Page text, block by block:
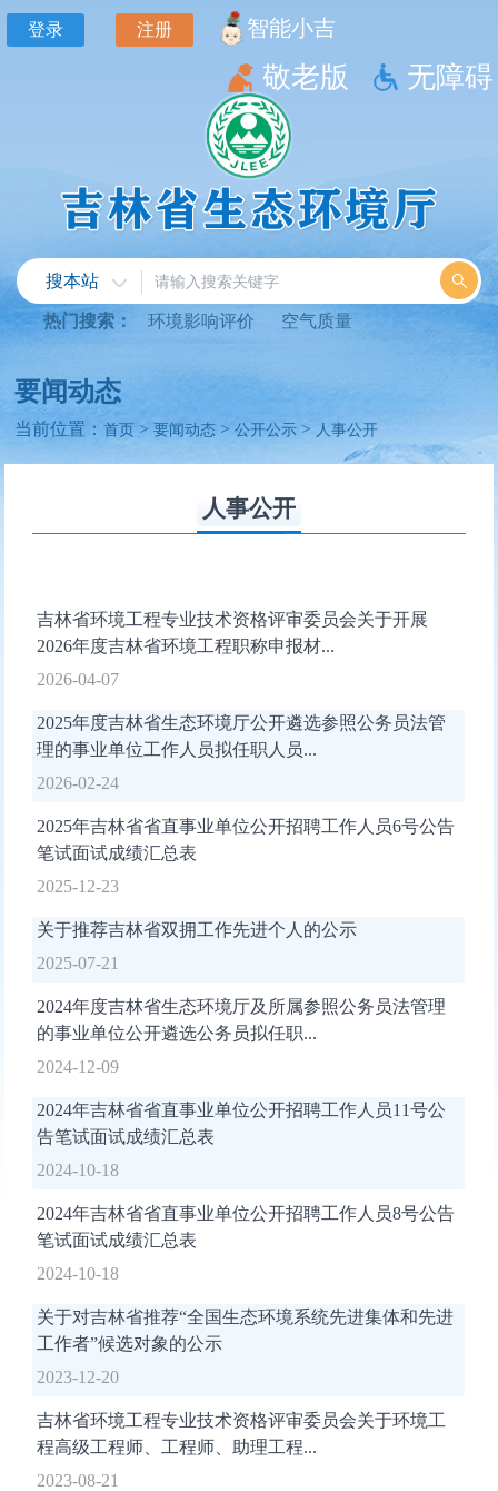
登录 注册 智能小吉
敬老版 无障碍
搜本站
热门搜索： 环境影响评价 空气质量
要闻动态
当前位置：首页>要闻动态 >公开公示 > 人事公开
人事公开
吉林省环境工程专业技术资格评审委员会关于开展
2026年度吉林省环境工程职称申报材...
2026-04-07
2025年度吉林省生态环境厅公开遴选参照公务员法管
理的事业单位工作人员拟任职人员...
2026-02-24
2025年吉林省省直事业单位公开招聘工作人员6号公告
笔试面试成绩汇总表
2025-12-23
关于推荐吉林省双拥工作先进个人的公示
2025-07-21
2024年度吉林省生态环境厅及所属参照公务员法管理
的事业单位公开遴选公务员拟任职...
2024-12-09
2024年吉林省省直事业单位公开招聘工作人员11号公
告笔试面试成绩汇总表
2024-10-18
2024年吉林省省直事业单位公开招聘工作人员8号公告
笔试面试成绩汇总表
2024-10-18
关于对吉林省推荐“全国生态环境系统先进集体和先进
工作者”候选对象的公示
2023-12-20
吉林省环境工程专业技术资格评审委员会关于环境工
程高级工程师、工程师、助理工程...
2023-08-21